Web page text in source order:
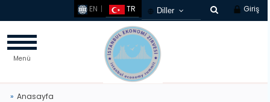
Giriş
Diller
French
Russian
EN TR
Menü
Anasayfa